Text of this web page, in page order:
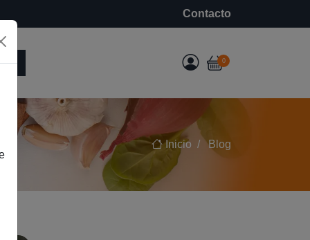
Contacto
0
Inicio Blog